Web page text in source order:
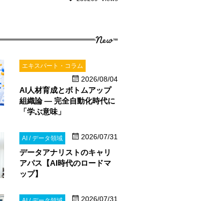
New
エキスパート・コラム
2026/08/04
AI人材育成とボトムアップ
組織論 ― 完全自動化時代に
「学ぶ意味」
AI / データ領域 2026/07/31
データアナリストのキャリ
アパス【AI時代のロードマ
ップ】
2026/07/31